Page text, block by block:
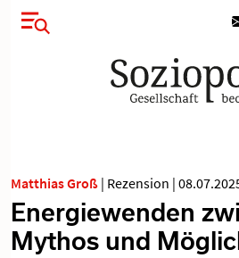
Matthias Groß | Rezension |
Energiewenden
Mythos und